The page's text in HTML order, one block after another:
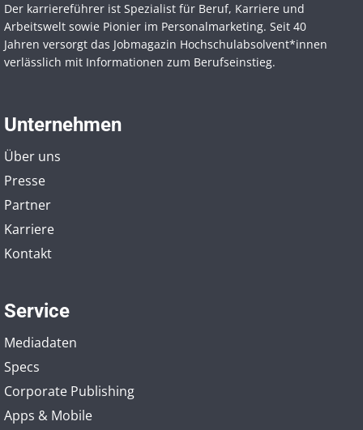
Der karriereführer ist Spezialist für Beruf, Karriere und
Arbeitswelt sowie Pionier im Personal­marketing. Seit 40
Jahren versorgt das Jobmagazin Hochschul­absolvent*innen
verlässlich mit Informationen zum Berufseinstieg.
Unternehmen
Über uns
Presse
Partner
Karriere
Kontakt
Service
Mediadaten
Specs
Corporate Publishing
Apps & Mobile